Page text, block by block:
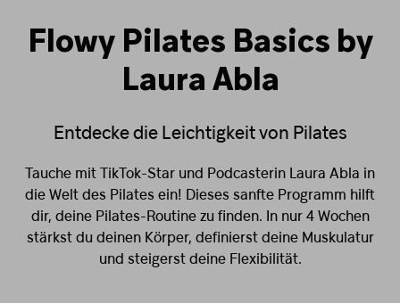
Flowy Pilates Basics by
Laura Abla
Entdecke die Leichtigkeit von Pilates
Tauche mit TikTok-Star und Podcasterin Laura Abla in
die Welt des Pilates ein! Dieses sanfte Programm hilft
dir, deine Pilates-Routine zu finden. In nur 4 Wochen
stärkst du deinen Körper, definierst deine Muskulatur
und steigerst deine Flexibilität.